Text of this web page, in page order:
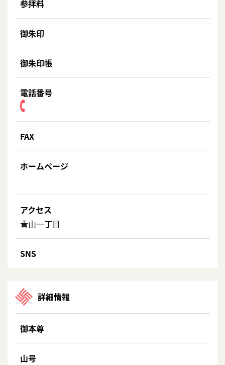
参拝料
御朱印
御朱印帳
電話番号
FAX
ホームページ
アクセス
青山一丁目
SNS
詳細情報
御本尊
山号